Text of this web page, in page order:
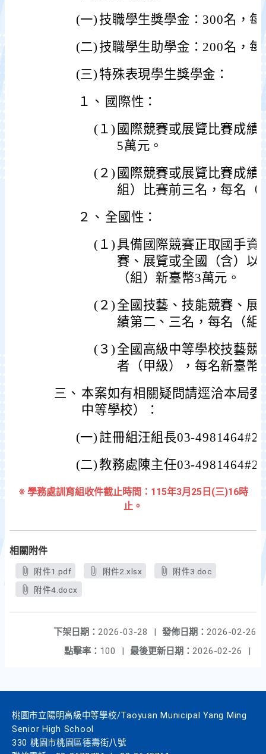
(一) 技職學生獎學金：300名，
(二) 技職學生助學金：200名，
(三)特殊表現學生獎學金：
１、 國際性：
(１) 國際競賽或展覽比賽成
5萬元。
(２) 國際競賽或展覽比賽成
組）比賽前三名，每名（
２、 全國性：
(１) 具備國際競賽正取國手資
賽、展覽或全國（含）以
（組）新臺幣3萬元。
(２) 全國技藝、技能競賽、展
績第二、三名，每名（組
(３) 全國高級中等學校技藝競
者（甲級），每名新臺幣
三、 本案如有相關疑問請逕洽本局
中等學校）：
(一) 註冊組汪組長03-
(二)教務處陳主任03-
※ 學務處訓育組收件截止時間：115年3月25日(三)16時
止。
相關附件
附件1.pdf 附件2.xlsx
附件3.doc
附件4.docx
發佈日期： 2026-02-26
下架日期： 2026-03-28
|
最後更新日期： 2026-02-26 |
點擊率： 100 |
桃園市立陽明高級中等學校/Taoyuan Municipal Yang Ming
Senior High School
330 桃園市桃園區德壽街八號